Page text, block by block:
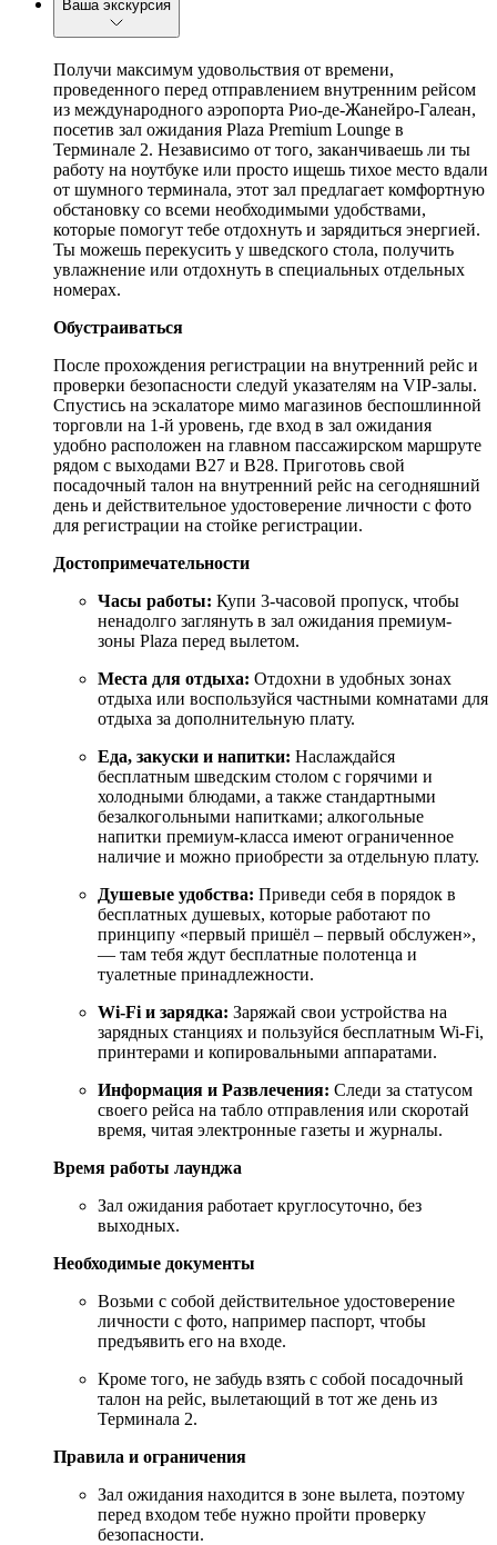
Ваша экскурсия
Получи максимум удовольствия от времени,
проведенного перед отправлением внутренним рейсом
из международного аэропорта Рио-де-Жанейро-Галеан,
посетив зал ожидания Plaza Premium Lounge в
Терминале 2. Независимо от того, заканчиваешь ли ты
работу на ноутбуке или просто ищешь тихое место вдали
от шумного терминала, этот зал предлагает комфортную
обстановку со всеми необходимыми удобствами,
которые помогут тебе отдохнуть и зарядиться энергией.
Ты можешь перекусить у шведского стола, получить
увлажнение или отдохнуть в специальных отдельных
номерах.
Обустраиваться
После прохождения регистрации на внутренний рейс и
проверки безопасности следуй указателям на VIP-залы.
Спустись на эскалаторе мимо магазинов беспошлинной
торговли на 1-й уровень, где вход в зал ожидания
удобно расположен на главном пассажирском маршруте
рядом с выходами B27 и B28. Приготовь свой
посадочный талон на внутренний рейс на сегодняшний
день и действительное удостоверение личности с фото
для регистрации на стойке регистрации.
Достопримечательности
Часы работы: Купи 3-часовой пропуск, чтобы
ненадолго заглянуть в зал ожидания премиум-
зоны Plaza перед вылетом.
Места для отдыха: Отдохни в удобных зонах
отдыха или воспользуйся частными комнатами для
отдыха за дополнительную плату.
Еда, закуски и напитки: Наслаждайся
бесплатным шведским столом с горячими и
холодными блюдами, а также стандартными
безалкогольными напитками; алкогольные
напитки премиум-класса имеют ограниченное
наличие и можно приобрести за отдельную плату.
Душевые удобства: Приведи себя в порядок в
бесплатных душевых, которые работают по
принципу «первый пришёл – первый обслужен»,
— там тебя ждут бесплатные полотенца и
туалетные принадлежности.
Wi-Fi и зарядка: Заряжай свои устройства на
зарядных станциях и пользуйся бесплатным Wi-Fi,
принтерами и копировальными аппаратами.
Информация и Развлечения: Следи за статусом
своего рейса на табло отправления или скоротай
время, читая электронные газеты и журналы.
Время работы лаунджа
Зал ожидания работает круглосуточно, без
выходных.
Необходимые документы
Возьми с собой действительное удостоверение
личности с фото, например паспорт, чтобы
предъявить его на входе.
Кроме того, не забудь взять с собой посадочный
талон на рейс, вылетающий в тот же день из
Терминала 2.
Правила и ограничения
Зал ожидания находится в зоне вылета, поэтому
перед входом тебе нужно пройти проверку
безопасности.